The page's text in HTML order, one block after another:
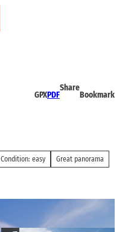
GPXPDF
Share
Bookmark
Condition: easy
Great panorama